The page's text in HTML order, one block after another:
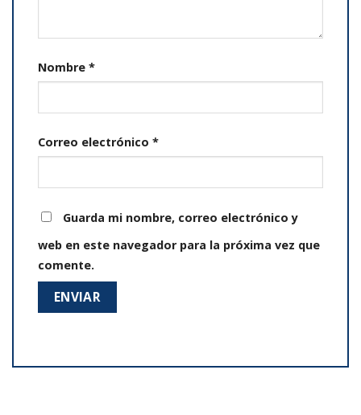
Nombre *
Correo electrónico *
Guarda mi nombre, correo electrónico y
web en este navegador para la próxima vez que
comente.